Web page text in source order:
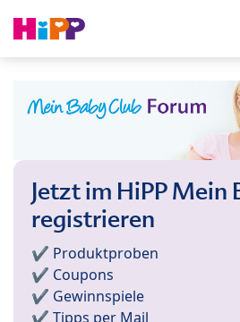
Jetzt im HiPP Mein
registrieren
✔️ Produktproben
✔️ Coupons
✔️ Gewinnspiele
✔️ Tipps per Mail